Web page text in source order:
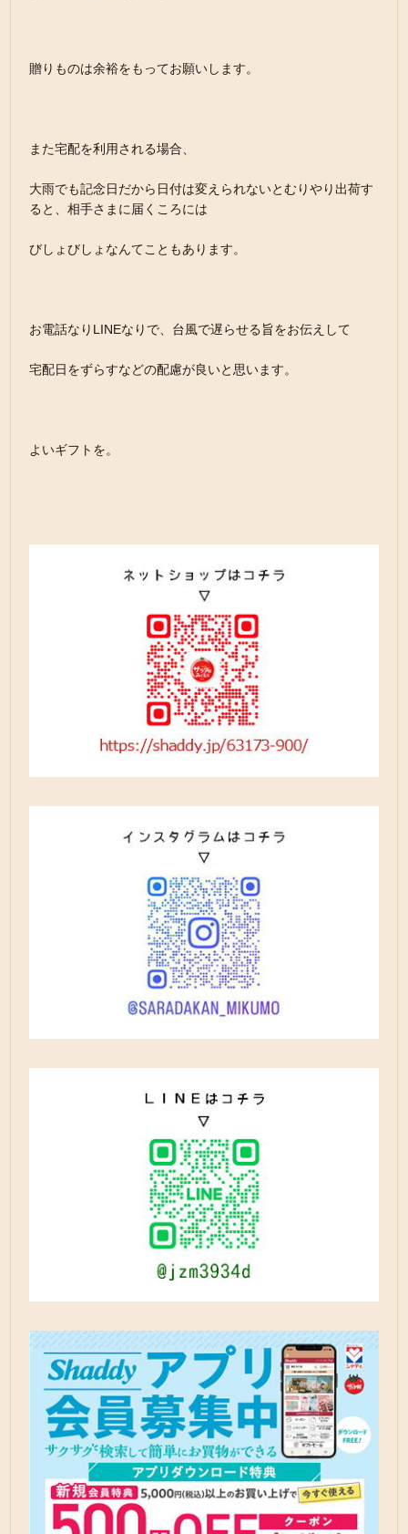
贈りものは余裕をもってお願いします。
また宅配を利用される場合、
大雨でも記念日だから日付は変えられないとむりやり出荷す
ると、相手さまに届くころには
びしょびしょなんてこともあります。
お電話なりLINEなりで、台風で遅らせる旨をお伝えして
宅配日をずらすなどの配慮が良いと思います。
よいギフトを。